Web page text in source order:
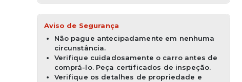
Aviso de Segurança
Não pague antecipadamente em nenhuma
circunstância.
Verifique cuidadosamente o carro antes de
comprá-lo. Peça certificados de inspeção.
Verifique os detalhes de propriedade e